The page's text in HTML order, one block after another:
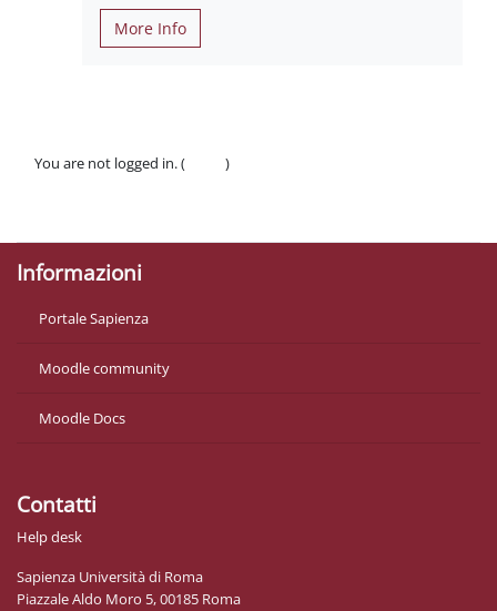
More Info
You are not logged in. (
)
Informazioni
Portale Sapienza
Moodle community
Moodle Docs
Contatti
Help desk
Sapienza Università di Roma
Piazzale Aldo Moro 5, 00185 Roma